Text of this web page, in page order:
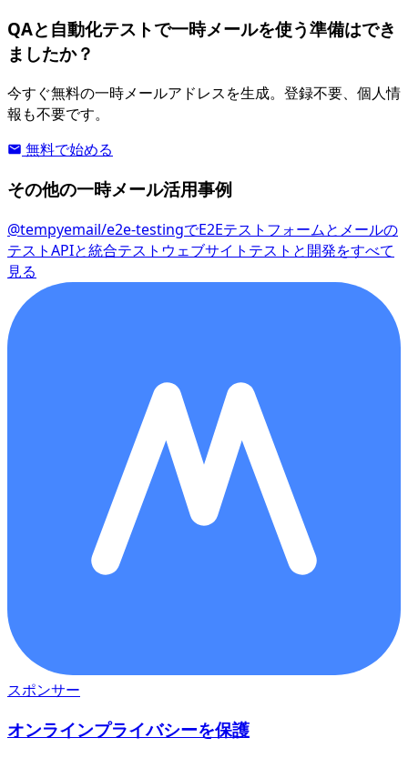
QAと自動化テストで一時メールを使う準備はでき
ましたか？
今すぐ無料の一時メールアドレスを生成。登録不要、個人情
報も不要です。
無料で始める
その他の一時メール活用事例
@tempyemail/e2e-testingでE2Eテスト フォームとメールの
テストAPIと統合テスト ウェブサイトテストと開発をすべて
見る
スポンサー
オンラインプライバシーを保護